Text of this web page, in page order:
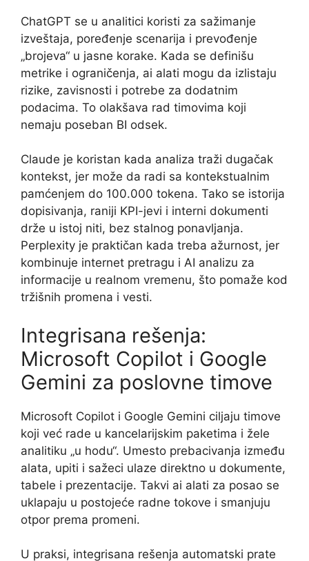
ChatGPT se u analitici koristi za sažimanje
izveštaja, poređenje scenarija i prevođenje
„brojeva“ u jasne korake. Kada se definišu
metrike i ograničenja, ai alati mogu da izlistaju
rizike, zavisnosti i potrebe za dodatnim
podacima. To olakšava rad timovima koji
nemaju poseban BI odsek.
Claude je koristan kada analiza traži dugačak
kontekst, jer može da radi sa kontekstualnim
pamćenjem do 100.000 tokena. Tako se istorija
dopisivanja, raniji KPI-jevi i interni dokumenti
drže u istoj niti, bez stalnog ponavljanja.
Perplexity je praktičan kada treba ažurnost, jer
kombinuje internet pretragu i AI analizu za
informacije u realnom vremenu, što pomaže kod
tržišnih promena i vesti.
Integrisana rešenja:
Microsoft Copilot i Google
Gemini za poslovne timove
Microsoft Copilot i Google Gemini ciljaju timove
koji već rade u kancelarijskim paketima i žele
analitiku „u hodu“. Umesto prebacivanja između
alata, upiti i sažeci ulaze direktno u dokumente,
tabele i prezentacije. Takvi ai alati za posao se
uklapaju u postojeće radne tokove i smanjuju
otpor prema promeni.
U praksi, integrisana rešenja automatski prate